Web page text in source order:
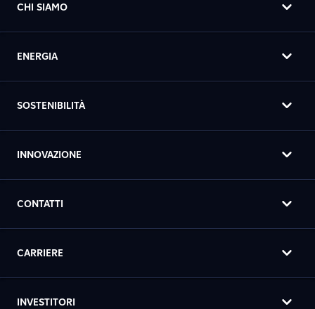
CHI SIAMO
ENERGIA
SOSTENIBILITÀ
INNOVAZIONE
CONTATTI
CARRIERE
INVESTITORI